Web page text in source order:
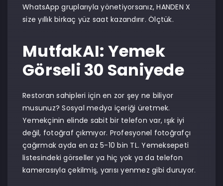
WhatsApp gruplarıyla yönetiyorsanız, HANDEN X
size yıllık birkaç yüz saat kazandırır. Ölçtük.
MutfakAI: Yemek
Görseli 30 Saniyede
Restoran sahipleri için en zor şey ne biliyor
musunuz? Sosyal medya içeriği üretmek.
Yemekçinin elinde sabit bir telefon var, ışık iyi
değil, fotoğraf çıkmıyor. Profesyonel fotoğrafçı
çağırmak ayda en az 5-10 bin TL. Yemeksepeti
listesindeki görseller ya hiç yok ya da telefon
kamerasıyla çekilmiş, yarısı yenmez gibi duruyor.